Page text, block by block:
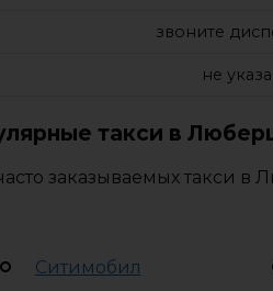
звоните
не
такси в
заказываемых такси в
Ситимобил